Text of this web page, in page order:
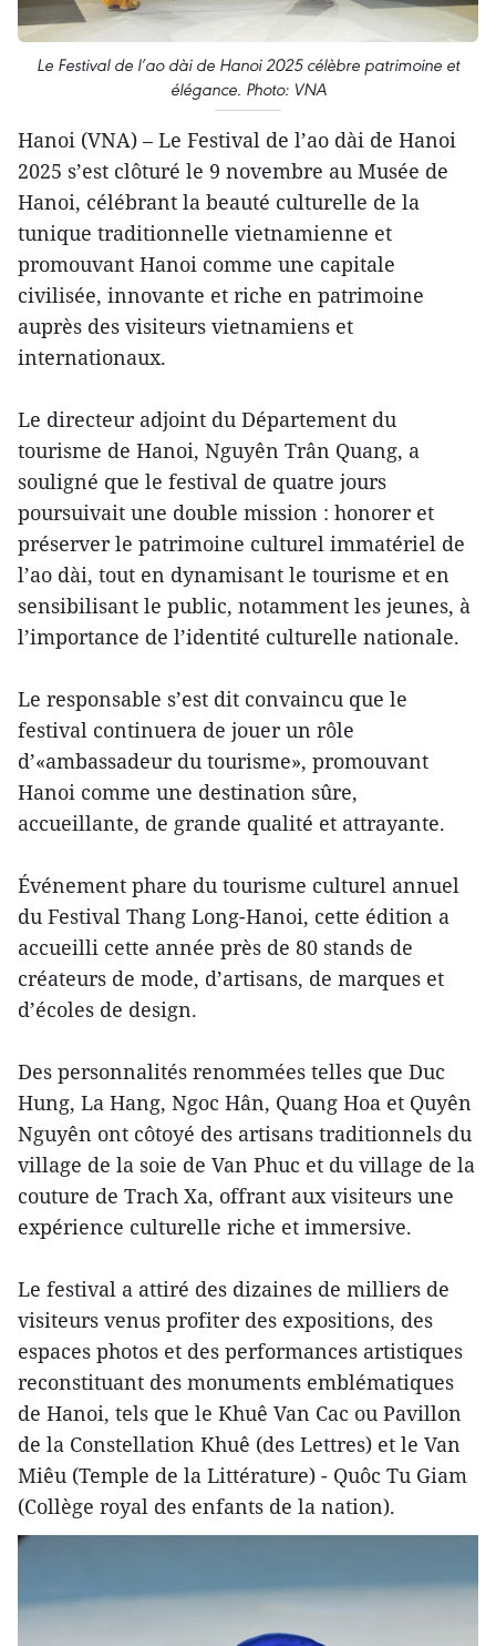
Le Festival de l’ao dài de Hanoi 2025 célèbre patrimoine et
élégance. Photo: VNA
Hanoi (VNA) – Le Festival de l’ao dài de Hanoi
2025 s’est clôturé le 9 novembre au Musée de
Hanoi, célébrant la beauté culturelle de la
tunique traditionnelle vietnamienne et
promouvant Hanoi comme une capitale
civilisée, innovante et riche en patrimoine
auprès des visiteurs vietnamiens et
internationaux.
Le directeur adjoint du Département du
tourisme de Hanoi, Nguyên Trân Quang, a
souligné que le festival de quatre jours
poursuivait une double mission : honorer et
préserver le patrimoine culturel immatériel de
l’ao dài, tout en dynamisant le tourisme et en
sensibilisant le public, notamment les jeunes, à
l’importance de l’identité culturelle nationale.
Le responsable s’est dit convaincu que le
festival continuera de jouer un rôle
d’«ambassadeur du tourisme», promouvant
Hanoi comme une destination sûre,
accueillante, de grande qualité et attrayante.
Événement phare du tourisme culturel annuel
du Festival Thang Long-Hanoi, cette édition a
accueilli cette année près de 80 stands de
créateurs de mode, d’artisans, de marques et
d’écoles de design.
Des personnalités renommées telles que Duc
Hung, La Hang, Ngoc Hân, Quang Hoa et Quyên
Nguyên ont côtoyé des artisans traditionnels du
village de la soie de Van Phuc et du village de la
couture de Trach Xa, offrant aux visiteurs une
expérience culturelle riche et immersive.
Le festival a attiré des dizaines de milliers de
visiteurs venus profiter des expositions, des
espaces photos et des performances artistiques
reconstituant des monuments emblématiques
de Hanoi, tels que le Khuê Van Cac ou Pavillon
de la Constellation Khuê (des Lettres) et le Van
Miêu (Temple de la Littérature) - Quôc Tu Giam
(Collège royal des enfants de la nation).